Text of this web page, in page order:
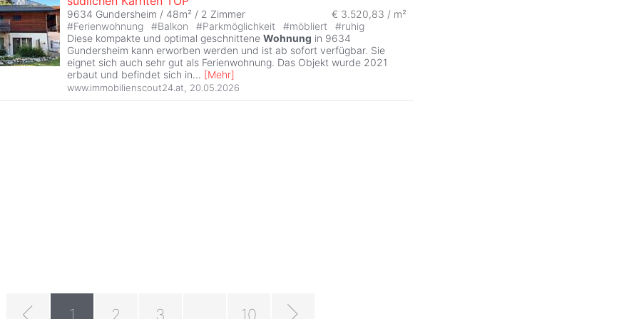
9634 Gundersheim / 48m² / 2 Zimmer
€ 3.520,83 / m²
#Ferienwohnung #Balkon #Parkmöglichkeit #möbliert #ruhig
Diese kompakte und optimal geschnittene Wohnung in 9634
Gundersheim kann erworben werden und ist ab sofort verfügbar. Sie
eignet sich auch sehr gut als Ferienwohnung. Das Objekt wurde 2021
erbaut und befindet sich in... [Mehr]
www.immobilienscout24.at, 20.05.2026
1 2 3 10